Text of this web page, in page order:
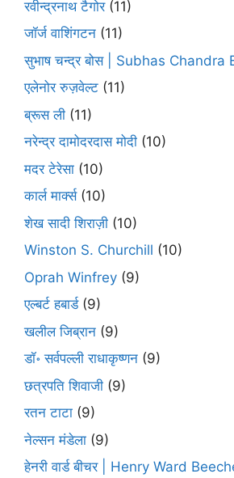
रवीन्द्रनाथ टैगोर(11)
जॉर्ज वाशिंगटन (11)
सुभाष चन्द्र बोस | Subhas Chandra
एलेनोर रुज़वेल्ट (11)
ब्रूस ली (11)
नरेन्द्र दामोदरदास मोदी (10)
मदर टेरेसा (10)
कार्ल मार्क्स(10)
शेख सादी शिराज़ी (10)
Winston S. Churchill (10)
Oprah Winfrey (9)
एल्बर्ट हबार्ड(9)
खलील जिब्रान (9)
डॉ॰ सर्वपल्ली राधाकृष्णन (9)
छत्रपति शिवाजी (9)
रतन टाटा (9)
नेल्सन मंडेला (9)
हेनरी वार्ड बीचर | Henry Ward